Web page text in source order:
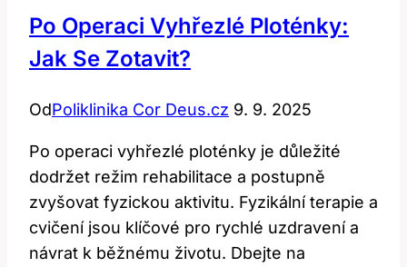
Po Operaci Vyhřezlé Ploténky:
Jak Se Zotavit?
OdPoliklinika Cor Deus.cz 9. 9. 2025
Po operaci vyhřezlé ploténky je důležité
dodržet režim rehabilitace a postupně
zvyšovat fyzickou aktivitu. Fyzikální terapie a
cvičení jsou klíčové pro rychlé uzdravení a
návrat k běžnému životu. Dbejte na